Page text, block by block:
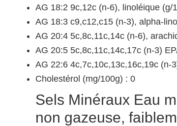
AG 18:2 9c,12c (n-6), linoléique (g/
AG 18:3 c9,c12,c15 (n-3), alpha-
AG 20:4 5c,8c,11c,14c (n-6),
AG 20:5 5c,8c,11c,14c,17c (n-3)
AG 22:6 4c,7c,10c,13c,16c,19c (n-
Cholestérol (mg/100g) : 0
Sels Minéraux Eau
non gazeuse,